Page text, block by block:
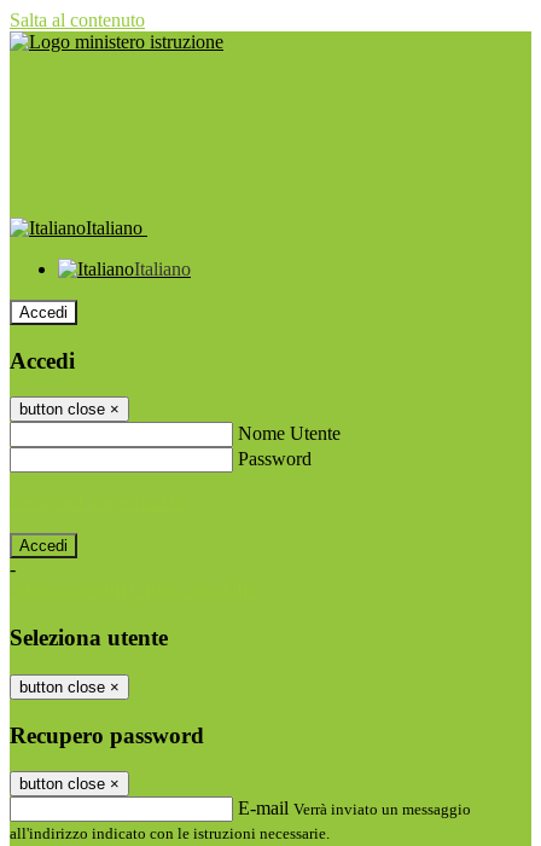
Salta al contenuto
Italiano
Italiano
Accedi
Accedi
button close ×
Nome Utente
Password
-
Seleziona utente
button close ×
Recupero password
button close ×
E-mail Verrà inviato un messaggio
all'indirizzo indicato con le istruzioni necessarie.